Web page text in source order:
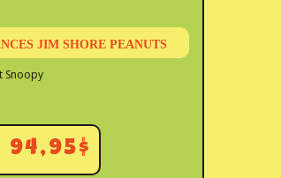
JIM SHORE PEANUTS
Snoopy
94,95$